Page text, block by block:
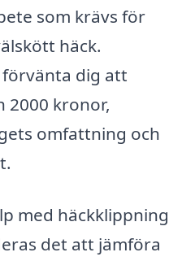
som krävs för
häck.
dig att
2000 kronor,
omfattning och
med häckklippning
det att jämföra